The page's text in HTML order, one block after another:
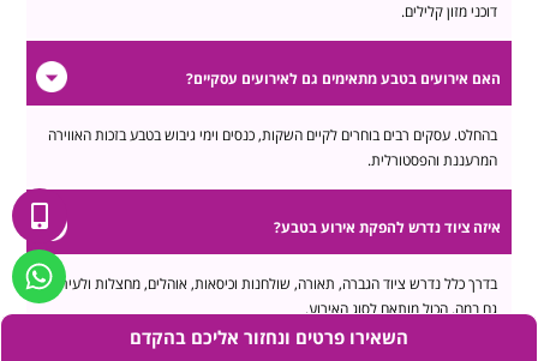
השאירו פרטים ונחזור אליכם בהקדם
דוכני מזון קלילים.
האם אירועים בטבע מתאימים גם לאירועים עסקיים?
בהחלט. עסקים רבים בוחרים לקיים השקות, כנסים וימי גיבוש בטבע בזכות האווירה
המרעננת והפסטורלית.
איזה ציוד נדרש להפקת אירוע בטבע?
בדרך כלל נדרש ציוד הגברה, תאורה, שולחנות וכיסאות, אוהלים, מחצלות ולעיתים
גם במה. הכול מותאם לסוג האירוע.